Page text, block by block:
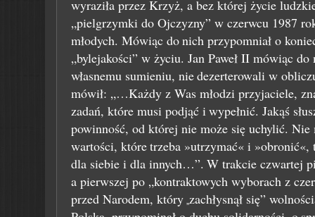
wyraziła przez Krzyż, a bez której życie
„pielgrzymki do Ojczyzny” w czerwcu 1987
młodych. Mówiąc donich przypomniał o
„bylejakości” w życiu. Jan Paweł II mówiąc do
własnemu sumieniu, niedezerterowali w
mówił: „…Każdy z Was młodzi przyjaciele,
zadań, które musi podjąć iwypełnić. Jakąś
powinność, od której nie może się uchylić. Nie
wartości, któretrzeba »utrzymać« i
dla siebie i dla innych…”. W trakcie czwartej
a pierwszej po „kontraktowych wyborach z
przed Narodem, który „zachłysnął się”